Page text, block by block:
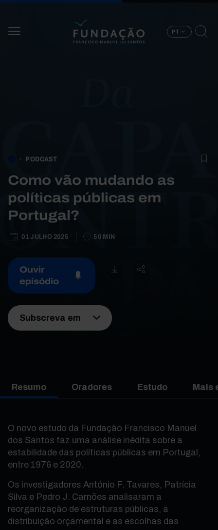
PT
PODCAST
Como vão mudando as
políticas públicas em
Portugal?
01 JULHO 2025 50 MIN
Ouvir
episódio
Subscreva em
Resumo Oradores Estudo Mais
O novo estudo da Fundação Francisco Manuel
dos Santos faz uma análise inédita sobre a
estabilidade das políticas públicas em Portugal,
entre 1976 e 2020.
Os investigadores António F. Tavares, Patrícia
Silva e Pedro J. Camões analisaram a
reorganização de estruturas públicas, a
distribuição orçamental e as escolhas das